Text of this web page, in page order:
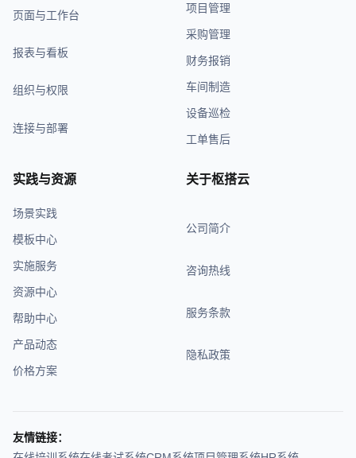
页面与工作台
报表与看板
组织与权限
连接与部署
项目管理
采购管理
财务报销
车间制造
设备巡检
工单售后
实践与资源
场景实践
模板中心
实施服务
资源中心
帮助中心
产品动态
价格方案
关于枢搭云
公司简介
咨询热线
服务条款
隐私政策
友情链接：